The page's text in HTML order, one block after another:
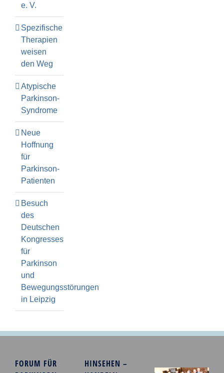
e. V.
Spezifische
Therapien
weisen
den Weg
Atypische
Parkinson-
Syndrome
Neue
Hoffnung
für
Parkinson-
Patienten
Besuch
des
Deutschen
Kongresses
für
Parkinson
und
Bewegungsstörungen
in Leipzig
FORUM FÜR
HINSEHEN –